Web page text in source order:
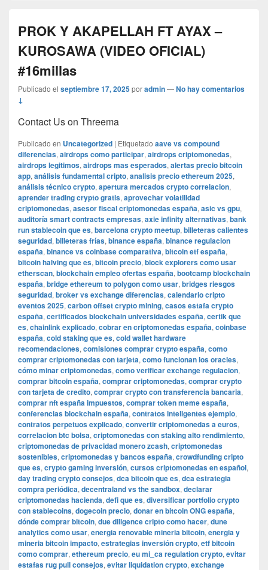
PROK Y AKAPELLAH FT AYAX –
KUROSAWA (VIDEO OFICIAL)
#16millas
Publicado el septiembre 17, 2025poradmin—No hay comentarios
↓
Contact Us on Threema
Publicado en Uncategorized | Etiquetado aave vs compound
diferencias, airdrops como participar, airdrops criptomonedas,
airdrops legitimos, airdrops mas esperados, alertas precio bitcoin
app, análisis fundamental cripto, analisis precio ethereum 2025,
análisis técnico crypto, apertura mercados crypto correlacion,
aprender trading crypto gratis, aprovechar volatilidad
criptomonedas, asesor fiscal criptomonedas españa, asic vs gpu,
auditoría smart contracts empresas, axie infinity alternativas, bank
run stablecoin que es, barcelona crypto meetup, billeteras calientes
seguridad, billeteras frías, binance españa, binance regulacion
españa, binance vs coinbase comparativa, bitcoin etf españa,
bitcoin halving que es, bitcoin precio, block explorers como usar
etherscan, blockchain empleo ofertas españa, bootcamp blockchain
españa, bridge ethereum to polygon como usar, bridges riesgos
seguridad, broker vs exchange diferencias, calendario cripto
eventos 2025, carbon offset crypto mining, casos estafa crypto
españa, certificados blockchain universidades españa, certik que
es, chainlink explicado, cobrar en criptomonedas españa, coinbase
españa, cold staking que es, cold wallet hardware
recomendaciones, comisiones comprar crypto españa, como
comprar criptomonedas con tarjeta, como funcionan los oracles,
cómo minar criptomonedas, como verificar exchange regulacion,
comprar bitcoin españa, comprar criptomonedas, comprar crypto
con tarjeta de credito, comprar crypto con transferencia bancaria,
comprar nft españa impuestos, comprar token meme españa,
conferencias blockchain españa, contratos inteligentes ejemplo,
contratos perpetuos explicado, convertir criptomonedas a euros,
correlacion btc bolsa, criptomonedas con staking alto rendimiento,
criptomonedas de privacidad monero zcash, criptomonedas
sostenibles, criptomonedas y bancos españa, crowdfunding cripto
que es, crypto gaming inversión, cursos criptomonedas en español,
day trading crypto consejos, dca bitcoin que es, dca estrategia
compra periódica, decentraland vs the sandbox, declarar
criptomonedas hacienda, defi que es, diversificar portfolio crypto
con stablecoins, dogecoin precio, donar en bitcoin ONG españa,
dónde comprar bitcoin, due diligence cripto como hacer, dune
analytics como usar, energia renovable mineria bitcoin, energia y
mineria bitcoin impacto, estrategias inversión crypto, etf bitcoin
como comprar, ethereum precio, eu mi_ca regulation crypto, evitar
estafas rug pull consejos, evitar liquidation crypto, exchange